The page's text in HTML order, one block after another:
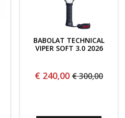
BABOLAT TECHNICAL
VIPER SOFT 3.0 2026
€ 240,00 € 300,00